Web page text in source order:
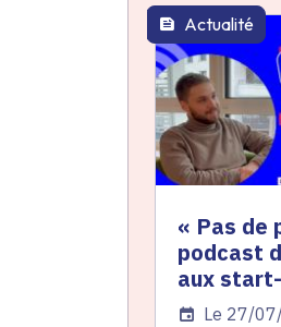
thématique
Actualité
« Pas de
podcast
aux start-
Date de
Le 27/